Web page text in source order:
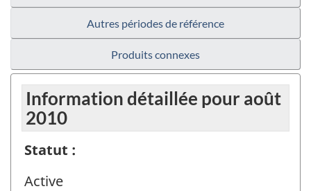
Autres périodes de référence
Produits connexes
Information détaillée pour août
2010
Statut :
Active